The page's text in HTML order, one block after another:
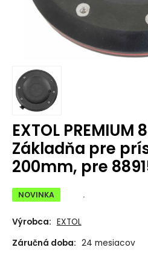
EXTOL PREMIUM
Základňa pre
200mm, pre
NOVINKA .
Výrobca: EXTOL
Záručná doba: 24 mesiacov